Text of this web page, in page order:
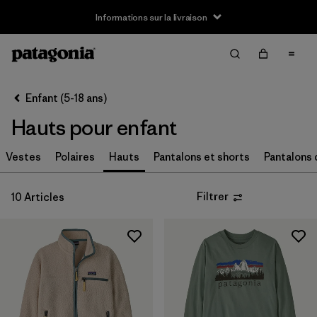
Informations sur la livraison
Filtrer par
Taille
S (10)
M (10)
XL (10)
XXL
Enfant (5-18 ans)
Hauts pour enfant
Vestes Polaires Hauts Pantalons et shorts Pantalons
10 Articles Filtrer